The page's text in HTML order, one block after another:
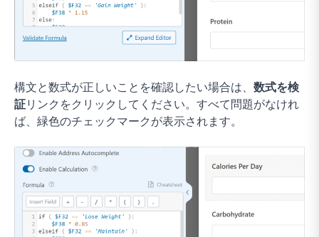
構文と数式が正しいことを確認したい場合は、 数式を検
証リンクをクリックしてください。すべて問題がなけれ
ば、緑色のチェックマークが表示されます。